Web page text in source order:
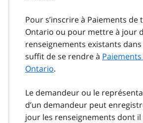
Pour s’inscrire à Paiements de
Ontario ou pour mettre à jour
renseignements existants dans
suffit de se rendre à
Ontario.
Le demandeur ou le
d’un demandeur peut
jour les renseignements dont il